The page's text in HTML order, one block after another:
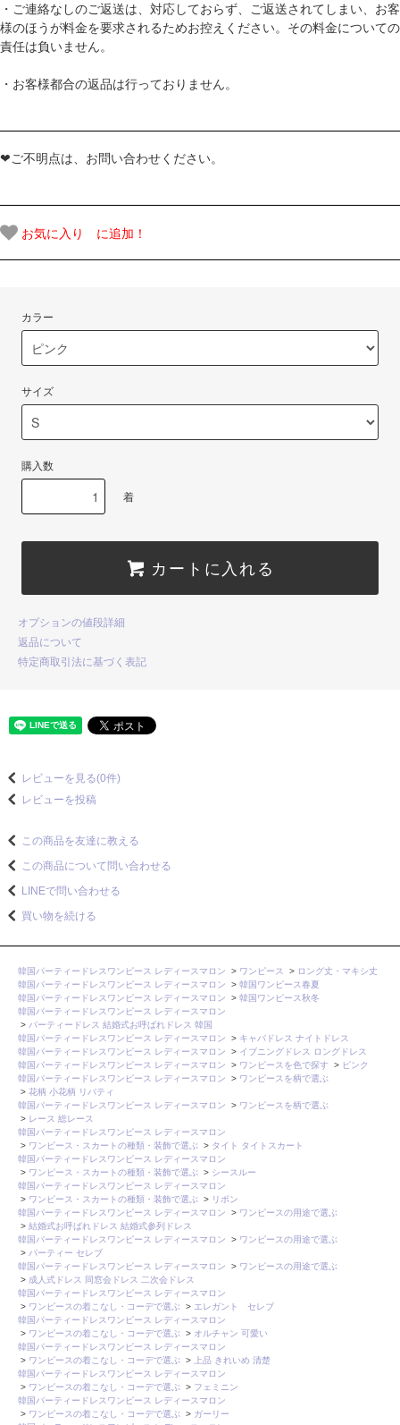
・ご連絡なしのご返送は、対応しておらず、ご返送されてしまい、お客
様のほうが料金を要求されるためお控えください。その料金についての
責任は負いません。
・お客様都合の返品は行っておりません。
❤ご不明点は、お問い合わせください。
お気に入り に追加！
カラー
サイズ
購入数
着
カートに入れる
オプションの値段詳細
返品について
特定商取引法に基づく表記
レビューを見る(0件)
レビューを投稿
この商品を友達に教える
この商品について問い合わせる
LINEで問い合わせる
買い物を続ける
韓国パーティードレスワンピース レディースマロン > ワンピース > ロング丈・マキシ丈
韓国パーティードレスワンピース レディースマロン
> 韓国ワンピース春夏
韓国パーティードレスワンピース レディースマロン
> 韓国ワンピース秋冬
韓国パーティードレスワンピース レディースマロン
> パーティードレス 結婚式お呼ばれドレス 韓国
韓国パーティードレスワンピース レディースマロン
> キャバドレス ナイトドレス
韓国パーティードレスワンピース レディースマロン
> イブニングドレス ロングドレス
韓国パーティードレスワンピース レディースマロン
> ワンピースを色で探す > ピンク
韓国パーティードレスワンピース レディースマロン
> ワンピースを柄で選ぶ
> 花柄 小花柄 リバティ
韓国パーティードレスワンピース レディースマロン
> ワンピースを柄で選ぶ
> レース 総レース
韓国パーティードレスワンピース レディースマロン
> ワンピース・スカートの種類・装飾で選ぶ > タイト タイトスカート
韓国パーティードレスワンピース レディースマロン
> ワンピース・スカートの種類・装飾で選ぶ > シースルー
韓国パーティードレスワンピース レディースマロン
> ワンピース・スカートの種類・装飾で選ぶ > リボン
韓国パーティードレスワンピース レディースマロン
> ワンピースの用途で選ぶ
> 結婚式お呼ばれドレス 結婚式参列ドレス
韓国パーティードレスワンピース レディースマロン
> ワンピースの用途で選ぶ
> パーティー セレブ
韓国パーティードレスワンピース レディースマロン
> ワンピースの用途で選ぶ
> 成人式ドレス 同窓会ドレス 二次会ドレス
韓国パーティードレスワンピース レディースマロン
> ワンピースの着こなし・コーデで選ぶ > エレガント セレブ
韓国パーティードレスワンピース レディースマロン
> ワンピースの着こなし・コーデで選ぶ > オルチャン 可愛い
韓国パーティードレスワンピース レディースマロン
> ワンピースの着こなし・コーデで選ぶ >
上品 きれいめ 清楚
韓国パーティードレスワンピース レディースマロン
> ワンピースの着こなし・コーデで選ぶ > フェミニン
韓国パーティードレスワンピース レディースマロン
> ワンピースの着こなし・コーデで選ぶ > ガーリー